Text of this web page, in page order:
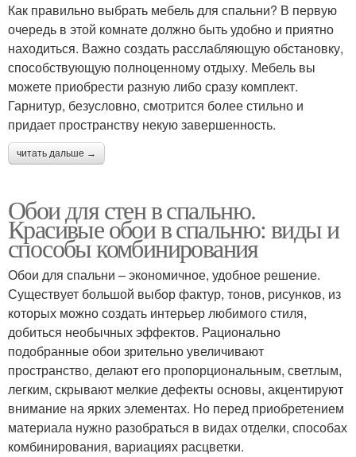
Как правильно выбрать мебель для спальни? В первую
очередь в этой комнате должно быть удобно и приятно
находиться. Важно создать расслабляющую обстановку,
способствующую полноценному отдыху. Мебель вы
можете приобрести разную либо сразу комплект.
Гарнитур, безусловно, смотрится более стильно и
придает пространству некую завершенность.
читать дальше →
Обои для стен в спальню.
Красивые обои в спальню: виды и
способы комбинирования
Обои для спальни – экономичное, удобное решение.
Существует большой выбор фактур, тонов, рисунков, из
которых можно создать интерьер любимого стиля,
добиться необычных эффектов. Рационально
подобранные обои зрительно увеличивают
пространство, делают его пропорциональным, светлым,
легким, скрывают мелкие дефекты основы, акцентируют
внимание на ярких элементах. Но перед приобретением
материала нужно разобраться в видах отделки, способах
комбинирования, вариациях расцветки.